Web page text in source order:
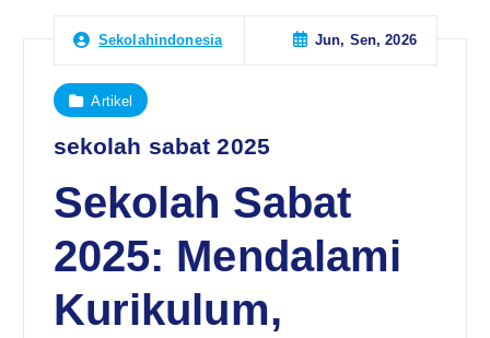
Sekolahindonesia Jun, Sen, 2026
Artikel
sekolah sabat 2025
Sekolah Sabat
2025: Mendalami
Kurikulum,